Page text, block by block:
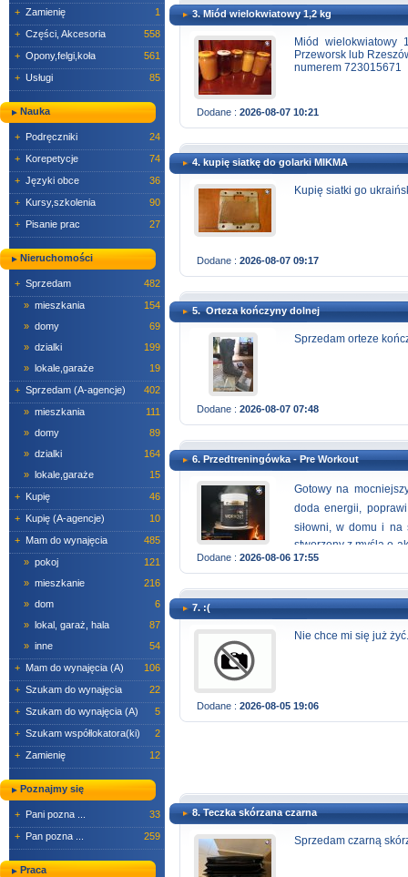
+ Zamienię
1
+ Części, Akcesoria
558
+ Opony,felgi,koła
561
+ Usługi 85
Nauka
+ Podręczniki
24
+ Korepetycje
74
+ Języki obce
36
+ Kursy,szkolenia
90
+ Pisanie prac 27
Nieruchomości
+ Sprzedam
482
» mieszkania
154
» domy
69
» dzialki
199
» lokale,garaże
19
+ Sprzedam (A-agencje)
402
» mieszkania
111
» domy
89
» dzialki
164
» lokale,garaże
15
+ Kupię
46
+ Kupię (A-agencje)
10
+ Mam do wynajęcia
485
» pokoj
121
» mieszkanie
216
» dom
6
» lokal, garaż, hala
87
» inne
54
+ Mam do wynajęcia (A)
106
+ Szukam do wynajęcia
22
+ Szukam do wynajęcia (A)
5
+ Szukam współlokatora(ki)
2
+ Zamienię 12
Poznajmy się
+ Pani pozna ...
33
+ Pan pozna ... 259
Praca
3. Miód wielokwiatowy 1,2 kg
Miód
Przeworsk lub
numerem 723015671
Dodane : 2026-08-07 10:21
4. kupię siatkę do golarki MIKMA
Kupię siatki go
Dodane : 2026-08-07 09:17
5. Orteza kończyny dolnej
Sprzedam orteze
Dodane : 2026-08-07 07:48
6. Przedtreningówka - Pre Workout
Gotowy na
doda energii,
siłowni, w domu i na
stworzony z myślą o
mu sportowego
https://www.fitness-
Dodane : 2026-08-06 17:55
7. :(
Nie chce mi się już
Dodane : 2026-08-05 19:06
8. Teczka skórzana czarna
Sprzedam czarną